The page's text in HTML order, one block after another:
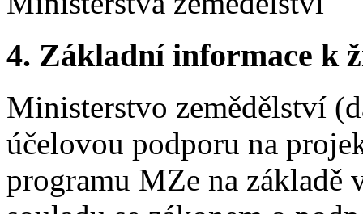
4. Základní informace k
Ministerstvo zemědělství
účelovou podporu na
programu MZe na základě